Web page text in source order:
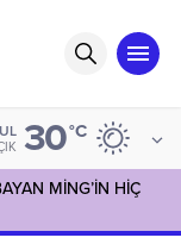
30°C
MİNG’İN HİÇ